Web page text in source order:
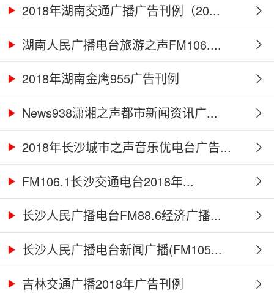
2018年湖南交通广播广告刊例（20...
湖南人民广播电台旅游之声FM106....
2018年湖南金鹰955广告刊例
News938潇湘之声都市新闻资讯广...
2018年长沙城市之声音乐优电台广告...
FM106.1长沙交通电台2018年...
长沙人民广播电台FM88.6经济广播...
长沙人民广播电台新闻广播(FM105...
吉林交通广播2018年广告刊例